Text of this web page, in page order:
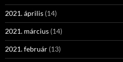
2021. április (14)
2021. március (14)
2021. február (13)